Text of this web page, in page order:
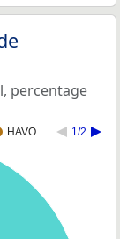
percentage
HAVO 1/2